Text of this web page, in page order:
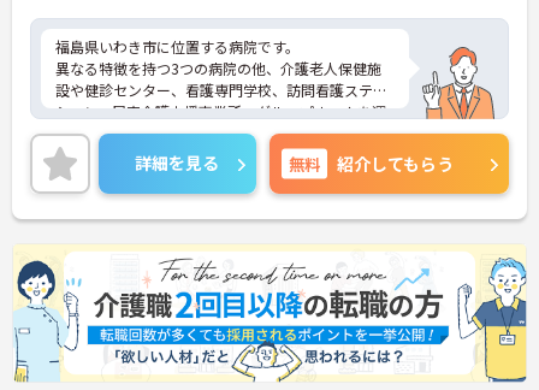
福島県いわき市に位置する病院です。
異なる特徴を持つ3つの病院の他、介護老人保健施
設や健診センター、看護専門学校、訪問看護ステー
ション、居宅介護支援事業所、グループホームを運
営している法人です。
教育体制にも力を入れており、働きながらスキルア
ップも目指せます。
ご興味ある方には、面接対策ポイントなど、さらに
詳細をお話しいたしますのでお気軽にご相談くださ
い！
詳細を見る 無料 紹介してもらう